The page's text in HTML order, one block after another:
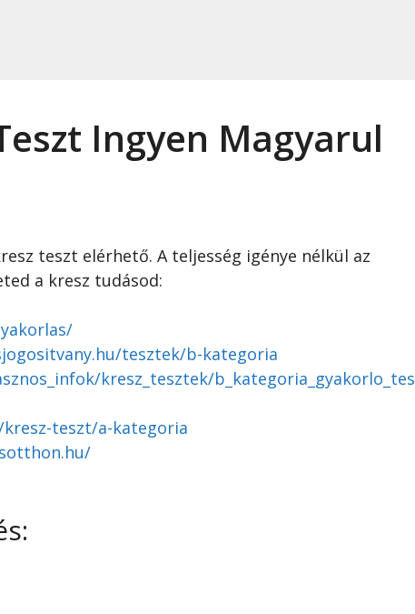
Ingyen Magyarul
teszt elérhető. A teljesség igénye nélkül az
a kresz tudásod:
tesztek/b-kategoria
kresz_tesztek/b_kategoria_gyakorlo_tes
teszt/a-kategoria